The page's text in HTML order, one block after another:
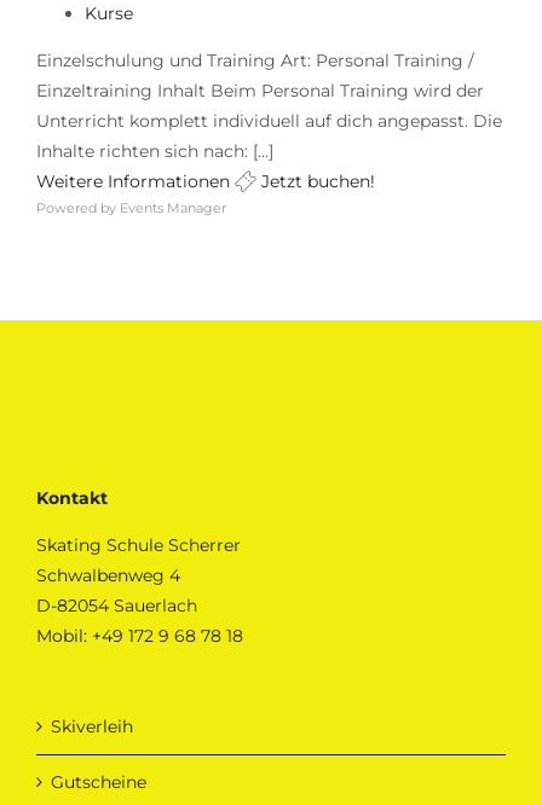
Kurse
Einzelschulung und Training Art: Personal Training /
Einzeltraining Inhalt Beim Personal Training wird der
Unterricht komplett individuell auf dich angepasst. Die
Inhalte richten sich nach: [...]
Weitere Informationen
Jetzt buchen!
Powered by Events Manager
Kontakt
Skating Schule Scherrer
Schwalbenweg 4
D-82054 Sauerlach
Mobil: +49 172 9 68 78 18
Skiverleih
Gutscheine